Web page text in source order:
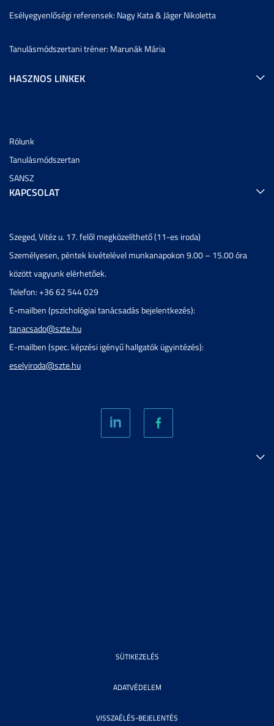
Esélyegyenlőségi referensek: Nagy Kata & Jáger Nikoletta
Tanulásmódszertani tréner: Marunák Mária
HASZNOS LINKEK
Rólunk
Tanulásmódszertan
SANSZ
KAPCSOLAT
Szeged, Vitéz u. 17. felől megközelíthető (11-es iroda)
Személyesen, péntek kivételével munkanapokon 9.00 – 15.00 óra
között vagyunk elérhetőek.
Telefon: +36 62 544 029
E-mailben (pszichológiai tanácsadás bejelentkezés):
tanacsado@szte.hu
E-mailben (spec. képzési igényű hallgatók ügyintézés):
eselyiroda@szte.hu
SÜTIKEZELÉS
ADATVÉDELEM
VISSZAÉLÉS-BEJELENTÉS